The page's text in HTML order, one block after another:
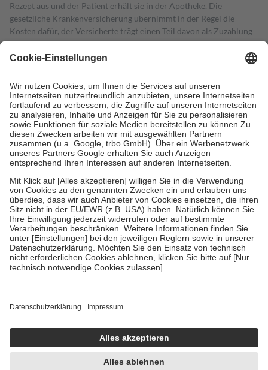
Rezept aus und der Patient erhält sie in der Apotheke. Die
gesetzliche Krankenversicherung übernimmt in der Regel die
Kosten dafür, der Versicherte trägt einen Teil davon als Zuzahlung
mit.
Grundsätzlich leisten Mitglieder Zuzahlungen in Höhe von zehn
höchstens zehn Euro.
Es sind jedoch nie mehr als die tatsächlichen
Kosten der Leistung zu entrichten.
Diese Regeln gelten grundsätzlich auch für Online-Apotheken.
Bei Heilmitteln und häuslicher Krankenpflege beträgt die
Zuzahlung zehn Prozent der Kosten sowie zehn Euro je
Verordnung.
Um das Engagement der Versicherten für ihre eigene Gesundheit zu
stärken und die besondere Stellung der Familie zu unterstützen,
fallenkeine Zuzahlungenan bei:
• Kindern und Jugendlichen bis zum vollendeten 18. Lebensjahr
mit Ausnahme der Fahrkosten
• Untersuchungen zur Vorsorge und Früherkennung, die von der
GKV getragen werden
• empfohlenen Schutzimpfungen
• Harn- und Blutteststreifen
getroffen, um sicherzustellen, dass es sich um echte Bewertungen
https://help.etrusted.com/hc/de/articles/4419944605341
Einige Bilder und Inhalte wurden unter Zuhilfenahme künstlicher